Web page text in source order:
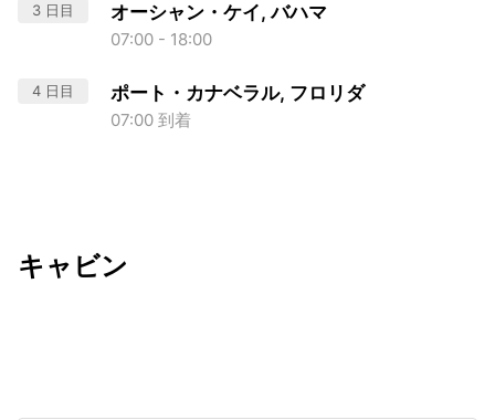
3 日目 オーシャン・ケイ, バハマ
07:00 - 18:00
4 日目 ポート・カナベラル, フロリダ
07:00 到着
キャビン